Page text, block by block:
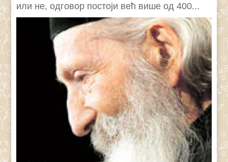
или не, одговор постоји већ више од 400...